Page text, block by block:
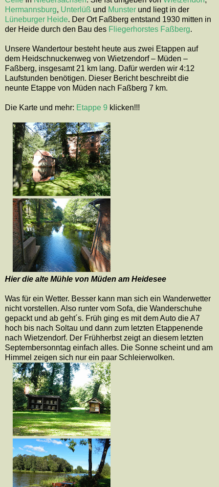
Hermannsburg, Unterlüß und Munster und liegt in der
Lüneburger Heide. Der Ort Faßberg entstand 1930 mitten in
der Heide durch den Bau des Fliegerhorstes Faßberg.
Unsere Wandertour besteht heute aus zwei Etappen auf
dem Heidschnuckenweg von Wietzendorf – Müden –
Faßberg, insgesamt 21 km lang. Dafür werden wir 4:12
Laufstunden benötigen. Dieser Bericht beschreibt die
neunte Etappe von Müden nach Faßberg 7 km.
Die Karte und mehr: Etappe 9 klicken!!!
Hier die alte Mühle von Müden am Heidesee
Was für ein Wetter. Besser kann man sich ein Wanderwetter
nicht vorstellen. Also runter vom Sofa, die Wanderschuhe
gepackt und ab geht´s. Früh ging es mit dem Auto die A7
hoch bis nach Soltau und dann zum letzten Etappenende
nach Wietzendorf. Der Frühherbst zeigt an diesem letzten
Septembersonntag einfach alles. Die Sonne scheint und am
Himmel zeigen sich nur ein paar Schleierwolken.